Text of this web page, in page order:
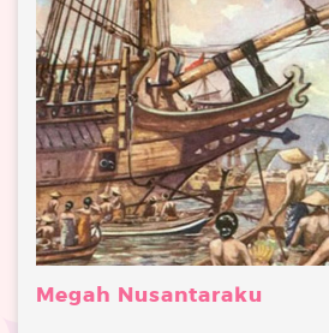
Megah Nusantaraku